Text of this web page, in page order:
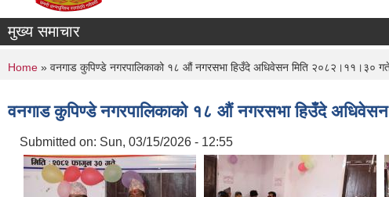
मुख्य समाचार
You are here
Home » वनगाड कुपिण्डे नगरपालिकाको १८ औं नगरसभा हिउँदे अधिवेसन मिति २०८२।११।३०
वनगाड कुपिण्डे नगरपालिकाको १८ औं नगरसभा हिउँदे
Submitted on: Sun, 03/15/2026 - 12:55